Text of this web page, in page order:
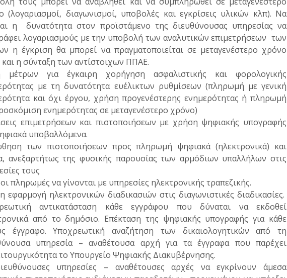
(λογαριασμοί, διαγωνισμοί, υποβολές και εγκρίσεις υλικών κλπ). Να
η δυνατότητα στον προϊστάμενο της διευθύνουσας υπηρεσίας να
λογαριασμούς με την υποβολή των αναλυτικών επιμετρήσεων των
η έγκριση θα μπορεί να πραγματοποιείται σε μεταγενέστερο χρόνο
η σύνταξη των αντίστοιχων ΠΠΑΕ.
μέτρων για έγκαιρη χορήγηση ασφαλιστικής και φορολογικής
με τη δυνατότητα ευέλικτων ρυθμίσεων (πληρωμή με γενική
και όχι έργου, χρήση προγενέστερης ενημερότητας ή πληρωμή
ενημερότητας σε μεταγενέστερο χρόνο)
επιμετρήσεων και πιστοποιήσεων με χρήση ψηφιακής υπογραφής
υποβαλλόμενα.
των πιστοποιήσεων προς πληρωμή ψηφιακά (ηλεκτρονικά) και
ανεξαρτήτως της φυσικής παρουσίας των αρμόδιων υπαλλήλων στις
τους
πληρωμές να γίνονται με υπηρεσίες ηλεκτρονικής τραπεζικής.
εφαρμογή ηλεκτρονικών διαδικασιών στις διαγωνιστικές διαδικασίες.
αντικατάσταση κάθε εγγράφου που δύναται να εκδοθεί
από το δημόσιο. Επέκταση της ψηφιακής υπογραφής για κάθε
έγγραφο. Υποχρεωτική αναζήτηση των δικαιολογητικών από τη
υπηρεσία – αναθέτουσα αρχή για τα έγγραφα που παρέχει
το Υπουργείο Ψηφιακής Διακυβέρνησης.
υπηρεσίες – αναθέτουσες αρχές να εγκρίνουν άμεσα